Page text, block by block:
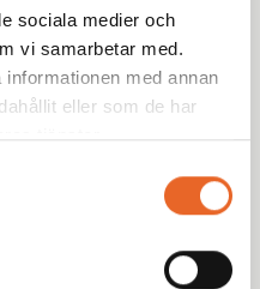
sociala medier och
vi samarbetar med.
med annan
eller som de har
tjänster.
Tryggt. Proffsigt.